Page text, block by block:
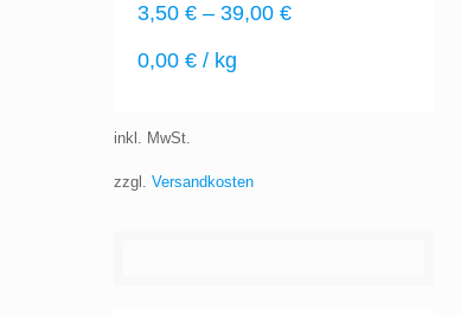
3,50 €– 39,00 €
0,00 €/ kg
inkl. MwSt.
zzgl. Versandkosten